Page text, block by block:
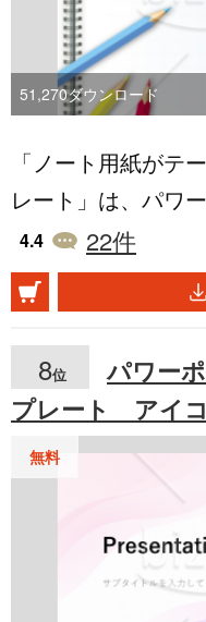
51,270ダウンロード
「ノート用紙がテ
レート」は、パワ
いいただける無料
ノート感覚で情報
ザインで、学校の
などの場で、手書
共有したいときに
がら、独自の味わ
で、閲覧者との効
4.4 22件
8位
パワー
プレート アイ
無料